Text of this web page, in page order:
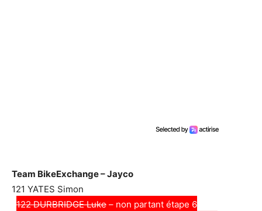
Team BikeExchange – Jayco
121 YATES Simon
122 DURBRIDGE Luke – non partant étape 6